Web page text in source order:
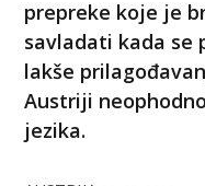
prepreke koje je
savladati kada se
lakše
Austriji
jezika.